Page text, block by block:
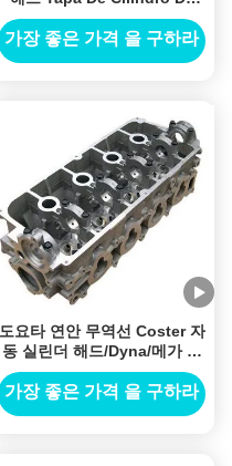
Isuzu 4hf1 모터 Culata를 위
한 자동 실린더 해드 4.3cc
가장 좋은 가격 을 구하라
도요타 연안 무역선 Coster 자
동 실린더 해드/Dyna/메가 함
15b 엔진 부품 실린더 해드
가장 좋은 가격 을 구하라